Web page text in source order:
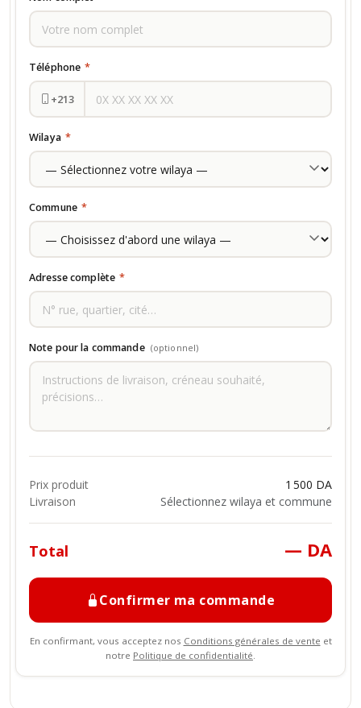
Téléphone *
+213
Wilaya *
Commune *
Adresse complète *
Note pour la commande (optionnel)
Prix produit
1 500 DA
Livraison
Sélectionnez wilaya et commune
Total — DA
Confirmer ma commande
En confirmant, vous acceptez nos Conditions générales de vente et
notre Politique de confidentialité.